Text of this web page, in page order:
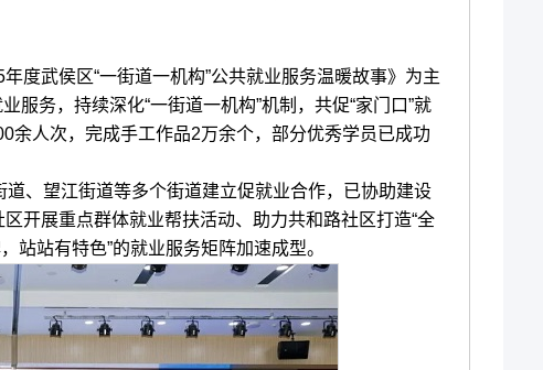
武侯区“一街道一机构”公共就业服务温暖故事》为主
服务，持续深化“一街道一机构”机制，共促“家门口”就
余人次，完成手工作品2万余个，部分优秀学员已成功
望江街道等多个街道建立促就业合作，已协助建设
开展重点群体就业帮扶活动、助力共和路社区打造“全
站站有特色”的就业服务矩阵加速成型。